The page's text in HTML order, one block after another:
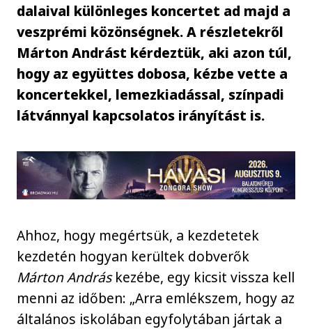
dalaival különleges koncertet ad majd a
veszprémi közönségnek. A részletekről
Márton Andrást kérdeztük, aki azon túl,
hogy az együttes dobosa, kézbe vette a
koncertekkel, lemezkiadással, színpadi
látvánnyal kapcsolatos irányítást is.
Ahhoz, hogy megértsük, a kezdetetek
kezdetén hogyan kerültek dobverők
Márton Andráskezébe, egy kicsit vissza kell
menni az időben: „Arra emlékszem, hogy az
általános iskolában egyfolytában jártak a